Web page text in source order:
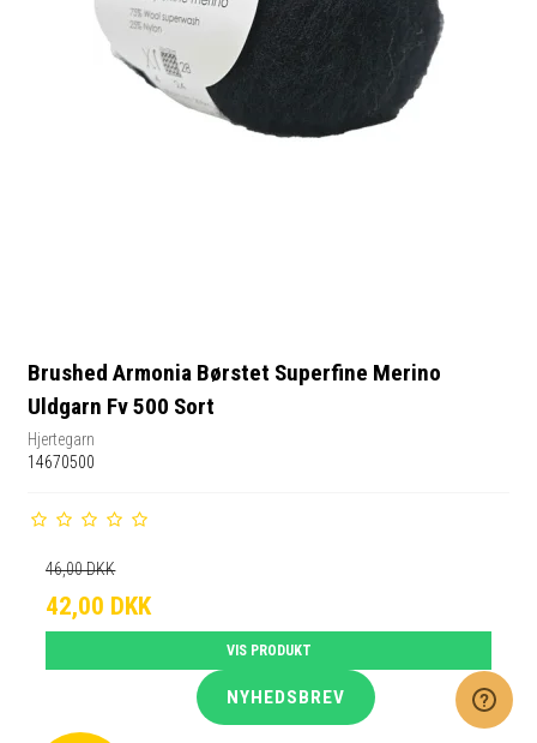
Brushed Armonia Børstet Superfine Merino
Uldgarn Fv 500 Sort
Hjertegarn
14670500
46,00 DKK
42,00 DKK
VIS PRODUKT
NYHEDSBREV